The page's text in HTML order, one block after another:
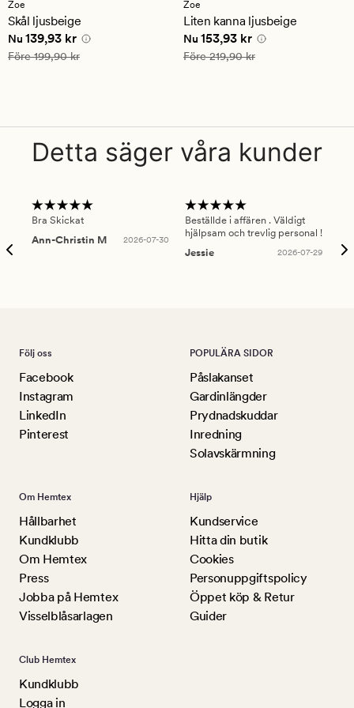
ett
genomsnittligt
betyg
på
3.5
Zoe
Skål ljusbeige
Nuvarande pris
Nu 139,93 kr
Ordinarie pris 199,90 kr
Före199,90 kr
ett
genomsnittligt
betyg
på
5
Zoe
Liten kanna ljusbeige
Nuvarande pris
Nu 153,93 kr
Ordinarie pris 219,90 kr
Före219,90 kr
Detta säger våra kunder
Bra Skickat
Ann-Christin M
2026-07-30
Beställde i affären . Väldigt
hjälpsam och trevlig personal !
Jessie
2026-07-29
Följ oss
Facebook
Instagram
LinkedIn
Pinterest
POPULÄRA SIDOR
Påslakanset
Gardinlängder
Prydnadskuddar
Inredning
Solavskärmning
Om Hemtex
Hållbarhet
Kundklubb
Om Hemtex
Press
Jobba på Hemtex
Visselblåsarlagen
Hjälp
Kundservice
Hitta din butik
Cookies
Personuppgiftspolicy
Öppet köp & Retur
Guider
Club Hemtex
Kundklubb
Logga in